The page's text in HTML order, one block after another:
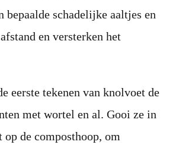
bepaalde schadelijke aaltjes en
en versterken het
eerste tekenen van knolvoet de
met wortel en al. Gooi ze in
de composthoop, om